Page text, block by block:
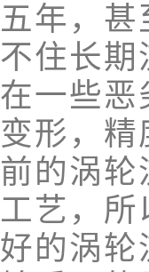
五年，
不住长
在一些恶
变形，
前的涡
工艺，
好的涡轮